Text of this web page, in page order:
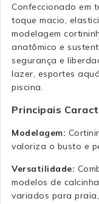
Confeccionado em
toque macio,
modelagem
anatômico e
segurança e
lazer, esportes
piscina.
Principais
Modelagem:
valoriza o busto e
Versatilidade:
modelos de
variados para